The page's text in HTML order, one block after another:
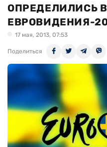
ОПРЕДЕЛИЛИСЬ
ЕВРОВИДЕНИЯ-
17 мая, 2013, 07:53
Поделиться